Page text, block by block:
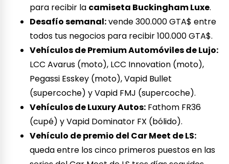
para recibir la camiseta Buckingham Luxe.
Desafío semanal:vende 300.000 GTA$ entre
todos tus negocios para recibir 100.000 GTA$.
Vehículos de Premium Automóviles de Lujo:
LCC Avarus (moto), LCC Innovation (moto),
Pegassi Esskey (moto), Vapid Bullet
(supercoche) y Vapid FMJ (supercoche).
Vehículos de Luxury Autos: Fathom FR36
(cupé) y Vapid Dominator FX (bólido).
Vehículo de premio del Car Meet de LS:
queda entre los cinco primeros puestos en las